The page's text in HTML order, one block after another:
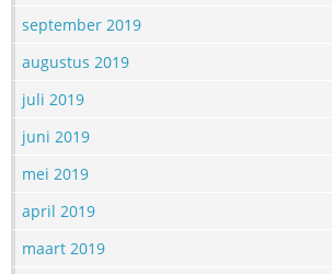
september 2019
augustus 2019
juli 2019
juni 2019
mei 2019
april 2019
maart 2019